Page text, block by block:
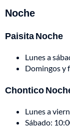
Noche
Paisita Noche
Lunes a
Domingos y
Chontico
Lunes a
Sábado: